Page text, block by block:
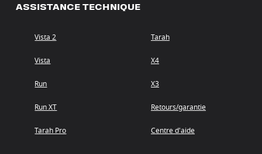
ASSISTANCE TECHNIQUE
Vista 2
Vista
Run
Run XT
Tarah Pro
Tarah
X4
X3
Retours/garantie
Centre d'aide